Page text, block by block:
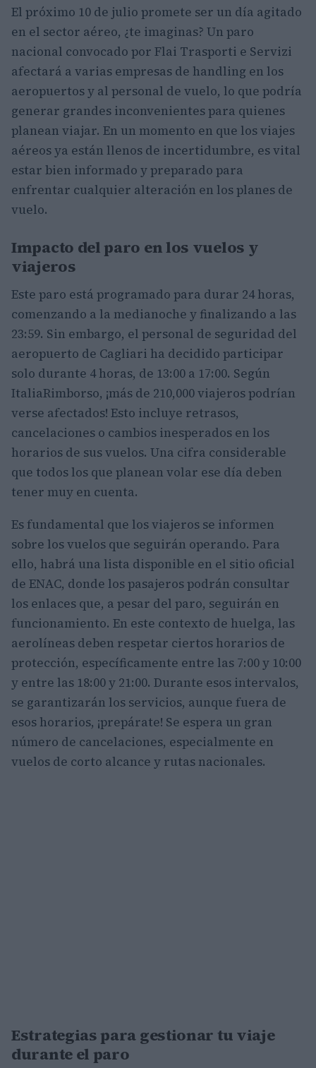
El próximo 10 de julio promete ser un día agitado
en el sector aéreo, ¿te imaginas? Un paro
nacional convocado por Flai Trasporti e Servizi
afectará a varias empresas de handling en los
aeropuertos y al personal de vuelo, lo que podría
generar grandes inconvenientes para quienes
planean viajar. En un momento en que los viajes
aéreos ya están llenos de incertidumbre, es vital
estar bien informado y preparado para
enfrentar cualquier alteración en los planes de
vuelo.
Impacto del paro en los vuelos y
viajeros
Este paro está programado para durar 24 horas,
comenzando a la medianoche y finalizando a las
23:59. Sin embargo, el personal de seguridad del
aeropuerto de Cagliari ha decidido participar
solo durante 4 horas, de 13:00 a 17:00. Según
ItaliaRimborso, ¡más de 210,000 viajeros podrían
verse afectados! Esto incluye retrasos,
cancelaciones o cambios inesperados en los
horarios de sus vuelos. Una cifra considerable
que todos los que planean volar ese día deben
tener muy en cuenta.
Es fundamental que los viajeros se informen
sobre los vuelos que seguirán operando. Para
ello, habrá una lista disponible en el sitio oficial
de ENAC, donde los pasajeros podrán consultar
los enlaces que, a pesar del paro, seguirán en
funcionamiento. En este contexto de huelga, las
aerolíneas deben respetar ciertos horarios de
protección, específicamente entre las 7:00 y 10:00
y entre las 18:00 y 21:00. Durante esos intervalos,
se garantizarán los servicios, aunque fuera de
esos horarios, ¡prepárate! Se espera un gran
número de cancelaciones, especialmente en
vuelos de corto alcance y rutas nacionales.
Estrategias para gestionar tu viaje
durante el paro